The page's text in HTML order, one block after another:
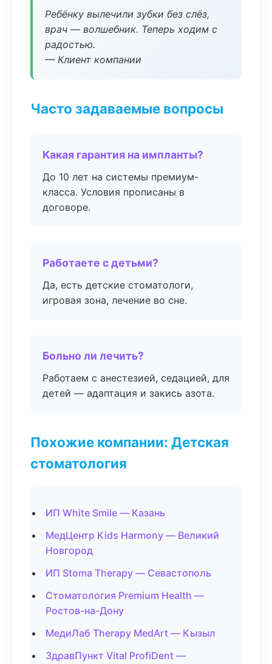
Ребёнку вылечили зубки без слёз,
врач — волшебник. Теперь ходим с
радостью.
— Клиент компании
Часто задаваемые вопросы
Какая гарантия на импланты?
До 10 лет на системы премиум-
класса. Условия прописаны в
договоре.
Работаете с детьми?
Да, есть детские стоматологи,
игровая зона, лечение во сне.
Больно ли лечить?
Работаем с анестезией, седацией, для
детей — адаптация и закись азота.
Похожие компании: Детская
стоматология
ИП White Smile — Казань
МедЦентр Kids Harmony — Великий
Новгород
ИП Stoma Therapy — Севастополь
Стоматология Premium Health —
Ростов-на-Дону
МедиЛаб Therapy MedArt — Кызыл
ЗдравПункт Vital ProfiDent —